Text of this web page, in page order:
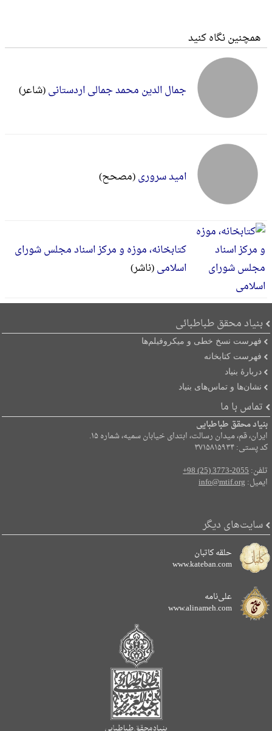
همچنین نگاه کنید
جمال الدین محمد جمالی اردستانی(شاعر)
امید سروری(مصحح)
کتابخانه، موزه و مرکز اسناد مجلس شورای
اسلامی(ناشر)
بنیاد محقق طباطبائی
فهرست نسخ خطی و میکروفیلم‌ها
فهرست کتابخانه
دربارۀ بنیاد
نشان‌ها و تماس‌های بنیاد
تماس با ما
بنیاد محقق طباطبایی
ایران، قم، میدان رسالت، ابتدای خیابان سمیه، شماره ۱۵.
کد پستی: ۳۷۱۵۸۱۵۹۳۴
تلفن:+98 (25) 3773-2055
ایمیل:info@mtif.org
سایت‌های دیگر
حلقه کاتبان
www.kateban.com
علی‌نامه
www.alinameh.com